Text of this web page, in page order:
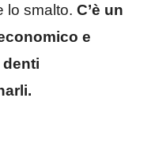
lo smalto. C’è un
e
denti